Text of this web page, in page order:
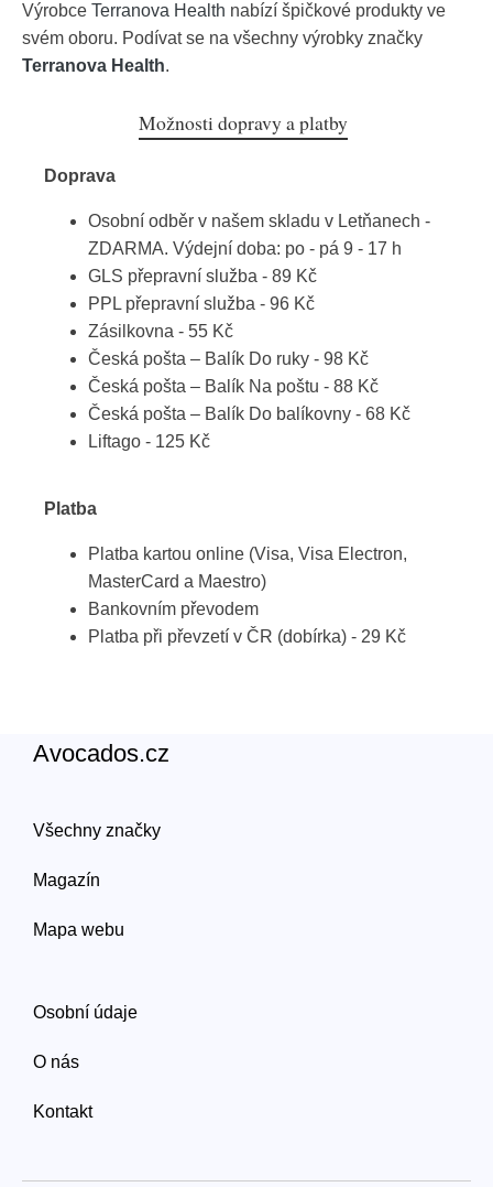
Výrobce Terranova Health nabízí špičkové produkty ve
svém oboru. Podívat se na všechny výrobky značky
Terranova Health.
Možnosti dopravy a platby
Doprava
Osobní odběr v našem skladu v Letňanech -
ZDARMA. Výdejní doba: po - pá 9 - 17 h
GLS přepravní služba - 89 Kč
PPL přepravní služba - 96 Kč
Zásilkovna - 55 Kč
Česká pošta – Balík Do ruky - 98 Kč
Česká pošta – Balík Na poštu - 88 Kč
Česká pošta – Balík Do balíkovny - 68 Kč
Liftago - 125 Kč
Platba
Platba kartou online (Visa, Visa Electron,
MasterCard a Maestro)
Bankovním převodem
Platba při převzetí v ČR (dobírka) - 29 Kč
Avocados.cz
Všechny značky
Magazín
Mapa webu
Osobní údaje
O nás
Kontakt